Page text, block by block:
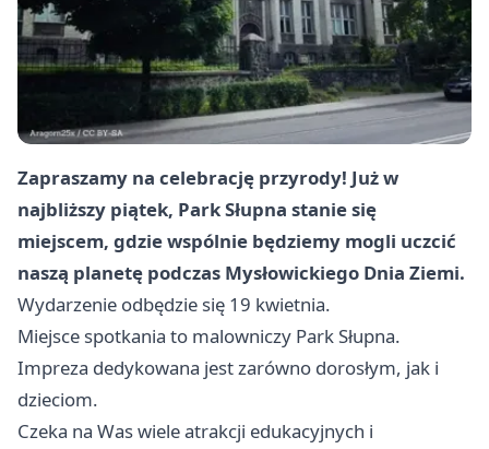
Zapraszamy na celebrację przyrody! Już w
najbliższy piątek, Park Słupna stanie się
miejscem, gdzie wspólnie będziemy mogli uczcić
naszą planetę podczas Mysłowickiego Dnia Ziemi.
Wydarzenie odbędzie się 19 kwietnia.
Miejsce spotkania to malowniczy Park Słupna.
Impreza dedykowana jest zarówno dorosłym, jak i
dzieciom.
Czeka na Was wiele atrakcji edukacyjnych i